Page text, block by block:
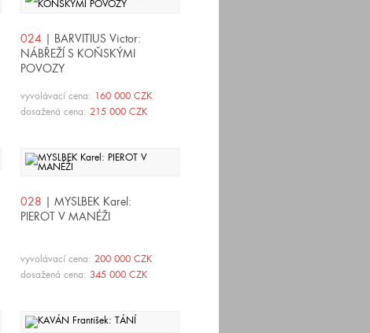
024 | BARVITIUS Victor:
NÁBŘEŽÍ S KOŇSKÝMI
POVOZY
vyvolávací cena: 160 000 CZK
dosažená cena: 215 000 CZK
028 | MYSLBEK Karel:
PIEROT V MANÉŽI
vyvolávací cena: 200 000 CZK
dosažená cena: 345 000 CZK